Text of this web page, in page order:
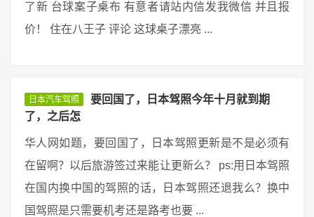
了新 台球案子桌布 有意者请站内信发我微信 并且报
价！ 住在八王子 评论 这球桌子漂亮 ...
日本汽车驾照
要回国了，日本驾照今年十月就到期
了，之后怎
华人网如题，要回国了，日本驾照更新是不是必须有
在留啊？以后旅游签过来能让更新么？ ps:用日本驾照
在国内换中国的驾照的话，日本驾照还退我么？换中
国驾照是只需要机考还是路考也要 ...